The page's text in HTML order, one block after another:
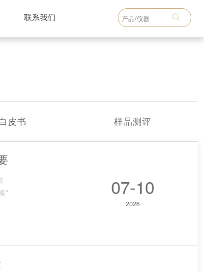
联系我们
皮书 样品测评
”
07-10
2026